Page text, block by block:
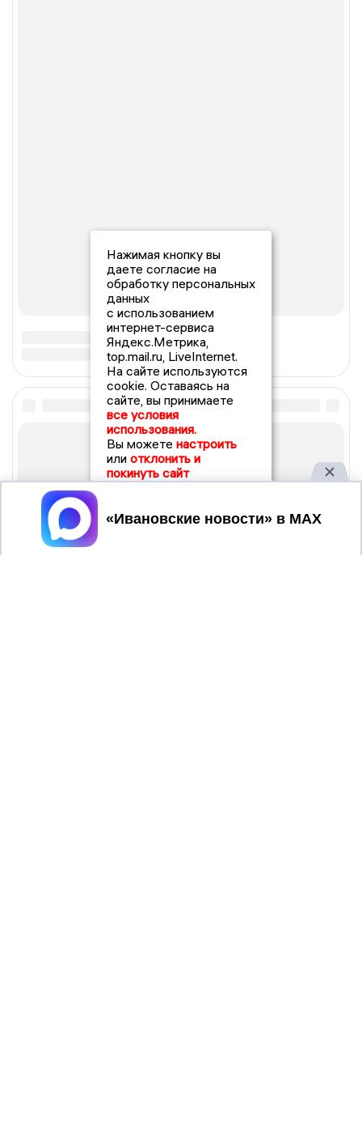
Нажимая кнопку вы
даете согласие на
обработку персональных
данных
с использованием
интернет-сервиса
Яндекс.Метрика,
top.mail.ru, LiveInternet.
На сайте используются
cookie. Оставаясь на
сайте, вы принимаете
все условия
использования.
Вы можете настроить
или отклонить и
покинуть сайт
Принять